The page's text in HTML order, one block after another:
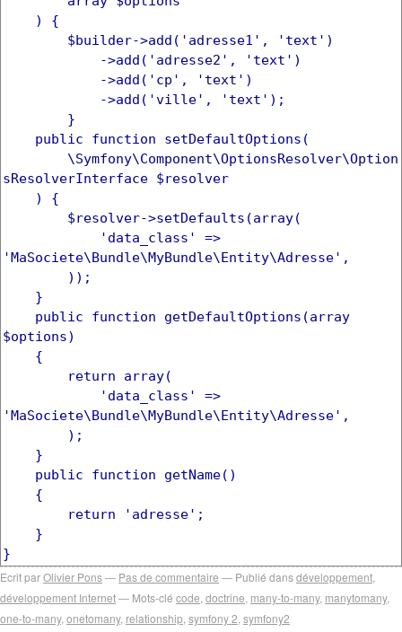
) {
$builder->add('adresse1', 'text')
->add('adresse2', 'text')
->add('cp', 'text')
->add('ville', 'text');
}
public function setDefaultOptions(
\Symfony\Component\OptionsResolver\Option
sResolverInterface $resolver
) {
$resolver->setDefaults(array(
'data_class' =>
'MaSociete\Bundle\MyBundle\Entity\Adresse',
));
}
public function getDefaultOptions(array
$options)
{
return array(
'data_class' =>
'MaSociete\Bundle\MyBundle\Entity\Adresse',
);
}
public function getName()
{
return 'adresse';
}
}
Ecrit parOlivier Pons Pas de commentaire Publié dansdéveloppement
développement Internet
Mots-clé code doctrine many-to-many, manytomany,
one-to-many, onetomany, relationship symfony 2 symfony2